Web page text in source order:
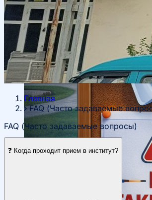
Главная
FAQ (Часто задаваемые
FAQ (Часто задаваемые вопросы)
❓ Когда проходит прием в институт?